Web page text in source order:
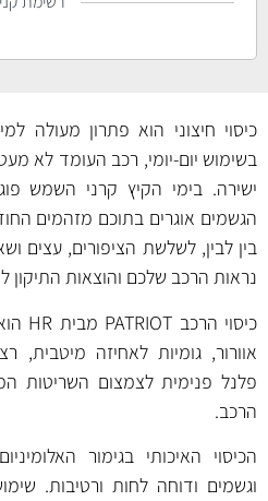
כיסוי חיצוני הוא פתרון מעולה
בשימוש יום-יומי, רכב העומד לא
ישירה. בימי הקיץ קרני השמש
הגשמים אוגרים בתוכם מזהמים
בין לבין, לשלשת הציפורים, עצים
נראות הרכב שלכם והוצאות התיקון
אוורור, גומיות לאחיזה מיטבית,
פלנל פנימית לצמצום השריטות
הרכב.
הכיסוי האיכותי בגימור
וגשמים ודוחה לחות ורטיבות.